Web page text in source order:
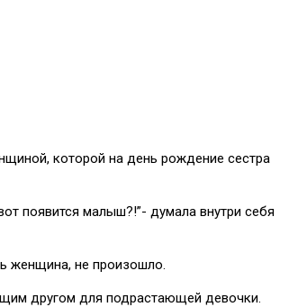
которой на день рождение сестра
появится малыш?!”- думала внутри себя
женщина, не произошло.
другом для подрастающей девочки.